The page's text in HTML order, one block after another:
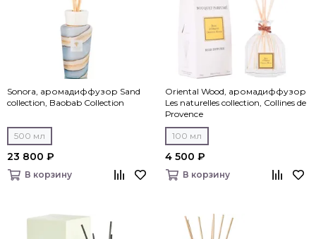
Sonora, аромадиффузор Sand
collection, Baobab Collection
500 мл
23 800 ₽
В корзину
Oriental Wood, аромадиффузор
Les naturelles collection, Collines de
Рrovencе
100 мл
4 500 ₽
В корзину